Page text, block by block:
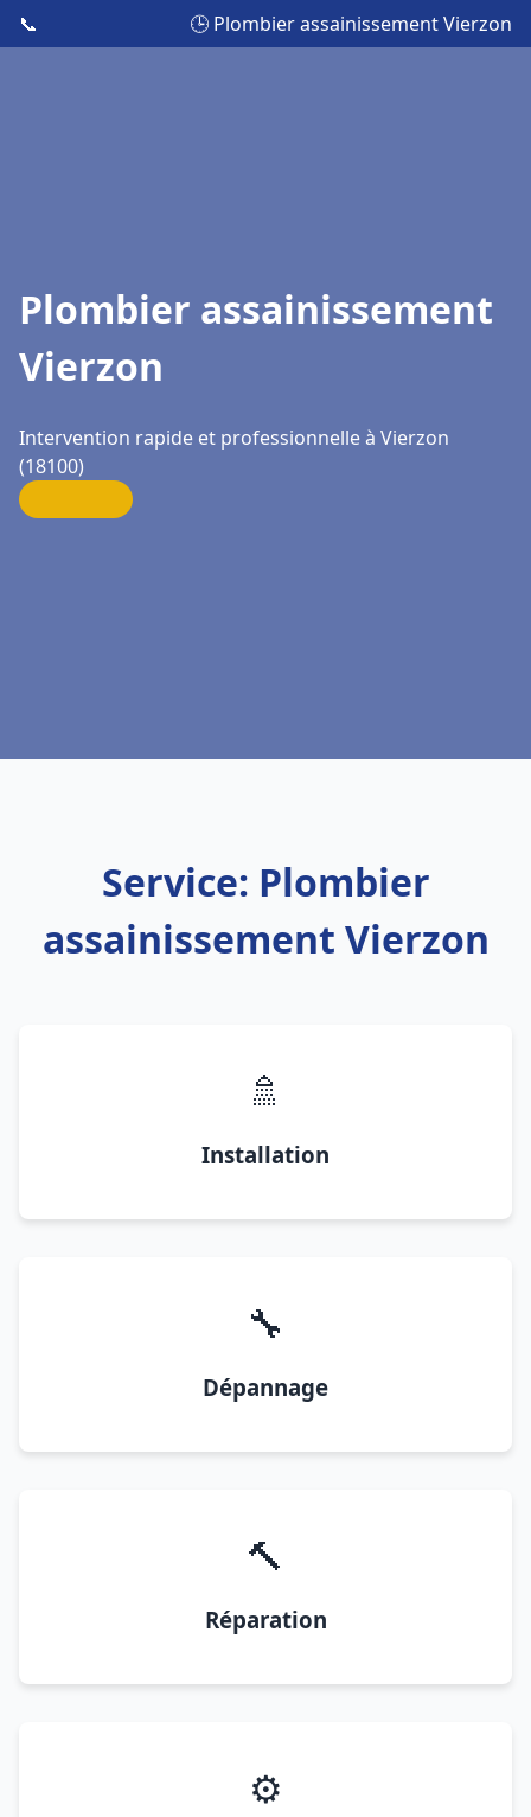
📞 🕒 Plombier assainissement Vierzon
Plombier assainissement
Vierzon
Intervention rapide et professionnelle à Vierzon
(18100)
Service: Plombier
assainissement Vierzon
🚿
Installation
🔧
Dépannage
🔨
Réparation
⚙️